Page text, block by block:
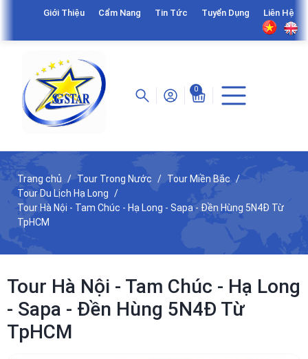
Giới Thiệu Cẩm Nang Tin Tức Tuyển Dụng Liên Hệ
0
Trang chủ Tour Trong Nước
Tour Miền Bắc
Tour Du Lịch Hạ Long
Tour Hà Nội - Tam Chúc - Hạ Long - Sapa - Đền Hùng 5N4Đ Từ
TpHCM
Tour Hà Nội - Tam Chúc - Hạ Long
- Sapa - Đền Hùng 5N4Đ Từ
TpHCM